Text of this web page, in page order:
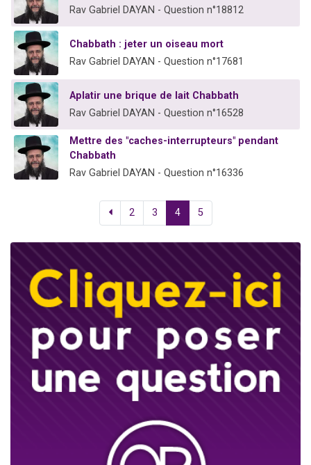
Rav Gabriel DAYAN - Question n°18812
Chabbath : jeter un oiseau mort
Rav Gabriel DAYAN - Question n°17681
Aplatir une brique de lait Chabbath
Rav Gabriel DAYAN - Question n°16528
Mettre des "caches-interrupteurs" pendant
Chabbath
Rav Gabriel DAYAN - Question n°16336
2 3 4 5